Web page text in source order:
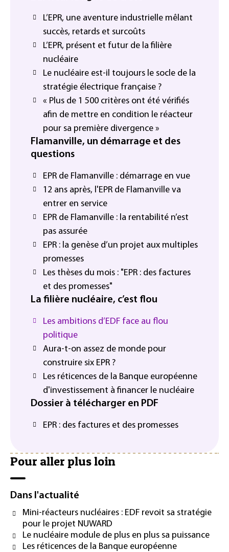
L’EPR, une aventure industrielle mêlant
succès, retards et surcoûts
L’EPR, présent et futur de la filière
nucléaire
Le nucléaire est-il toujours le socle de la
stratégie électrique française ?
« Plus de 1 500 critères ont été vérifiés
afin de mettre en condition le réacteur
pour sa première divergence »
Flamanville, un démarrage et des
questions
EPR de Flamanville : démarrage en vue
12 ans après, l'EPR de Flamanville va
entrer en service
EPR de Flamanville : la rentabilité n’est
pas assurée
EPR : la genèse d’un projet aux multiples
promesses
Les thèses du mois : "EPR : des factures
et des promesses"
La filière nucléaire, c’est flou
Les ambitions d’EDF face au flou
politique
Aura-t-on assez de monde pour
construire six EPR ?
Les réticences de la Banque européenne
d'investissement à financer le nucléaire
Dossier à télécharger en PDF
EPR : des factures et des promesses
Pour aller plus loin
Dans l'actualité
Mini-réacteurs nucléaires : EDF revoit sa stratégie
pour le projet NUWARD
Le nucléaire module de plus en plus sa puissance
Les réticences de la Banque européenne